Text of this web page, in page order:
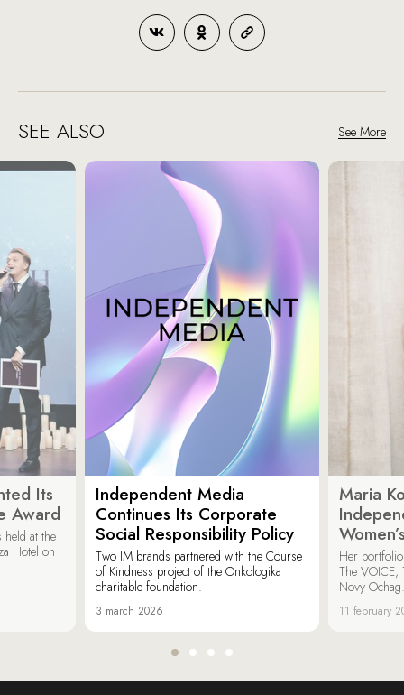
SEE ALSO See More
Its
Award
held at the
Hotel on
Independent Media
Continues Its Corporate
Social Responsibility Policy
Two IM brands partnered with the Course
of Kindness project of the Onkologika
charitable foundation.
3 march 2026
Maria
Her
The VOICE,
Novy Ochag.
11 february